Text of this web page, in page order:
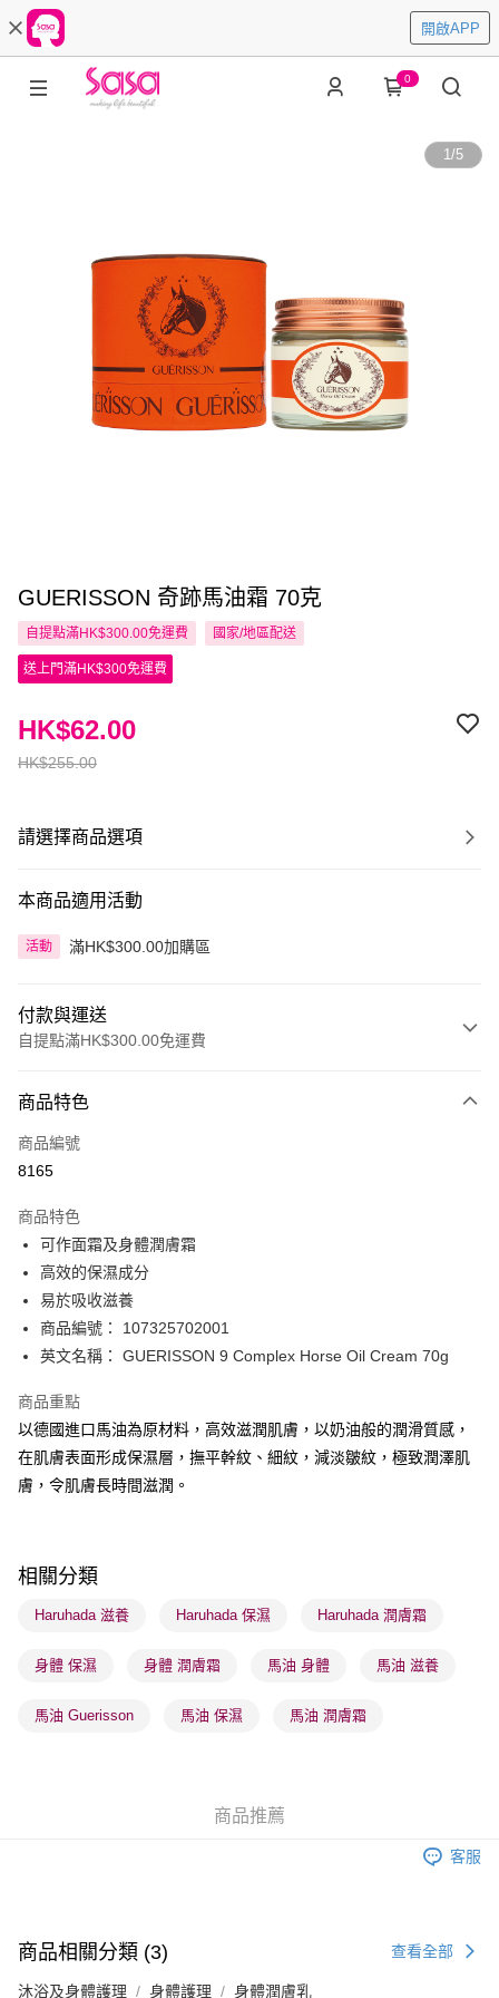
開啟APP
0
1/5
GUERISSON 奇跡馬油霜 70克
自提點滿HK$300.00免運費 國家/地區配送
送上門滿HK$300免運費
HK$255.00
HK$62.00
請選擇商品選項
本商品適用活動
活動 滿HK$300.00加購區
付款與運送
自提點滿HK$300.00免運費
信用卡
Apple Pay
PayMe
WeChat Pay
BoC Pay
順豐自助櫃 - 確認發貨後1-3個工作天送達
每筆HK$65.00，滿HK$300.00或以上免運費
順豐站及營業點 - 確認發貨後1-3個工作天送達
物流公司進行物流配送
每筆HK$65.00，滿HK$300.00或以上免運費
(香港門市) 只顯示可選門市。確認發貨後2-5個工作天到店，3天內
每筆HK$20.00，滿HK$100.00或以上免運費
每筆HK$20.00，滿HK$100.00或以上免運費
運費表
商品特色
商品編號
8165
商品特色
可作面霜及身體潤膚霜
高效的保濕成分
易於吸收滋養
商品編號： 107325702001
英文名稱： GUERISSON 9 Complex Horse Oil Cream 70g
商品重點
以德國進口馬油為原材料，高效滋潤肌膚，以奶油般的潤滑質感，
在肌膚表面形成保濕層，撫平幹紋、細紋，減淡皺紋，極致潤澤肌
膚，令肌膚長時間滋潤。
相關分類
Haruhada 滋養 Haruhada 保濕 Haruhada 潤膚霜
身體 保濕 身體 潤膚霜 馬油 身體 馬油 滋養
馬油 Guerisson 馬油 保濕 馬油 潤膚霜
商品推薦
客服
商品相關分類 (3) 查看全部
沐浴及身體護理 身體護理 身體潤膚乳